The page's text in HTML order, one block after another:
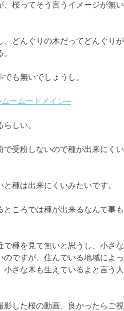
、桜ってそう言うイメージが無い
、どんぐりの木だってどんぐりが
も無いでしょうし。
ームードメイン─
しい。
で受粉しないので種が出来にくい
種は出来にくいみたいです。
ところでは種が出来るなんて事も
種を見て無いと思うし、小さな
ですが、住んでいる地域によっ
さな木も生えているよと言う人
影した桜の動画、良かったらご視